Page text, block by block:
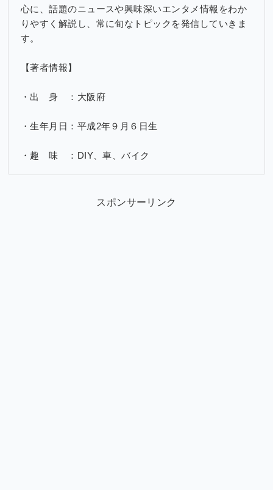
心に、話題のニュースや興味深いエンタメ情報をわか
りやすく解説し、常に旬なトピックを発信していきま
す。
【著者情報】
・出 身 ：大阪府
・生年月日：平成2年９月６日生
・趣 味 ：DIY、車、バイク
スポンサーリンク